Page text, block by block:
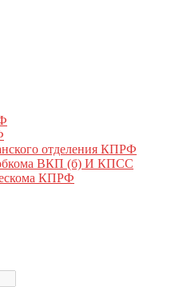
отделения КПРФ
обкома ВКП (б) И КПСС
КПРФ